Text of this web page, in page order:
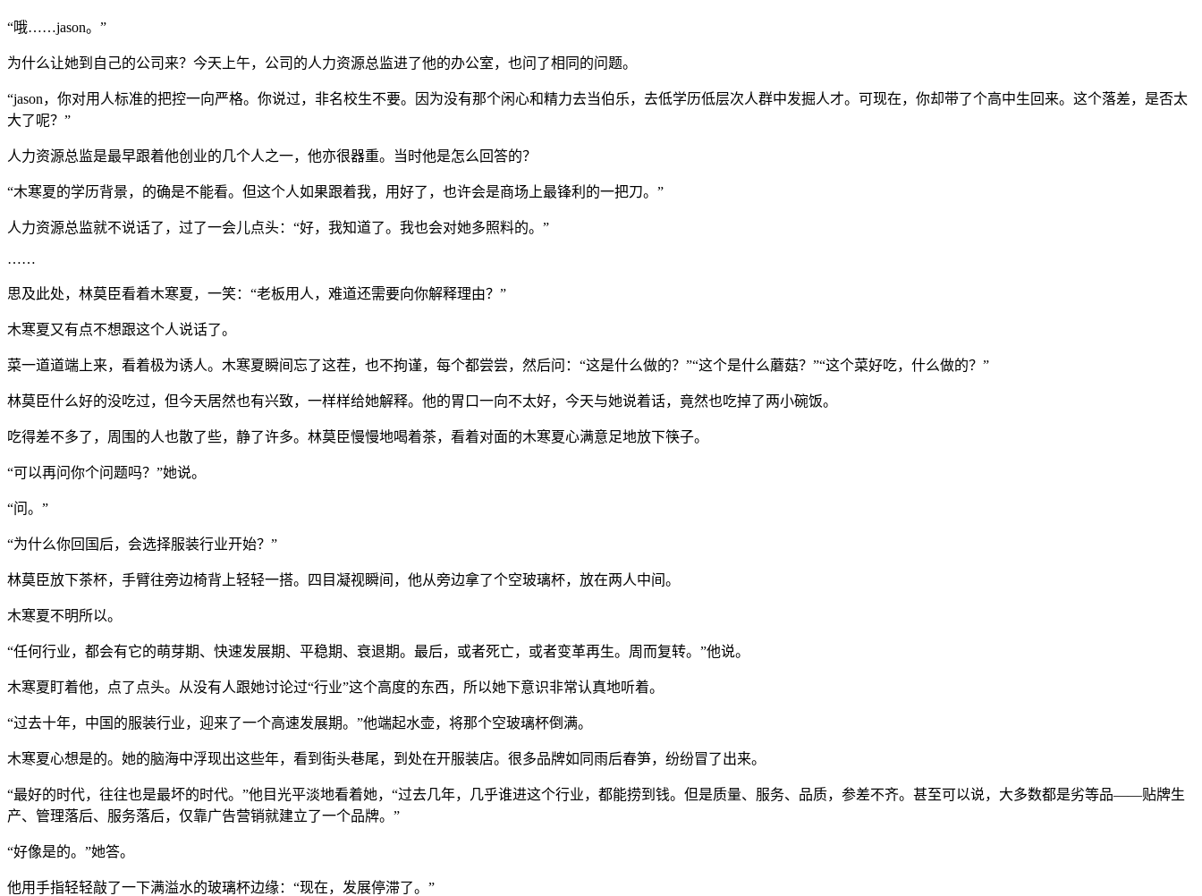
“哦……jason。”
为什么让她到自己的公司来？今天上午，公司的人力资源总监进了他的办公室，也问了相同的问题。
“jason，你对用人标准的把控一向严格。你说过，非名校生不要。因为没有那个闲心和精力去当伯乐，去低学历低层次人群中发掘人才。可现在，你却带了个高中生回来。这个落差，是否太
大了呢？”
人力资源总监是最早跟着他创业的几个人之一，他亦很器重。当时他是怎么回答的？
“木寒夏的学历背景，的确是不能看。但这个人如果跟着我，用好了，也许会是商场上最锋利的一把刀。”
人力资源总监就不说话了，过了一会儿点头：“好，我知道了。我也会对她多照料的。”
……
思及此处，林莫臣看着木寒夏，一笑：“老板用人，难道还需要向你解释理由？”
木寒夏又有点不想跟这个人说话了。
菜一道道端上来，看着极为诱人。木寒夏瞬间忘了这茬，也不拘谨，每个都尝尝，然后问：“这是什么做的？”“这个是什么蘑菇？”“这个菜好吃，什么做的？”
林莫臣什么好的没吃过，但今天居然也有兴致，一样样给她解释。他的胃口一向不太好，今天与她说着话，竟然也吃掉了两小碗饭。
吃得差不多了，周围的人也散了些，静了许多。林莫臣慢慢地喝着茶，看着对面的木寒夏心满意足地放下筷子。
“可以再问你个问题吗？”她说。
“问。”
“为什么你回国后，会选择服装行业开始？”
林莫臣放下茶杯，手臂往旁边椅背上轻轻一搭。四目凝视瞬间，他从旁边拿了个空玻璃杯，放在两人中间。
木寒夏不明所以。
“任何行业，都会有它的萌芽期、快速发展期、平稳期、衰退期。最后，或者死亡，或者变革再生。周而复转。”他说。
木寒夏盯着他，点了点头。从没有人跟她讨论过“行业”这个高度的东西，所以她下意识非常认真地听着。
“过去十年，中国的服装行业，迎来了一个高速发展期。”他端起水壶，将那个空玻璃杯倒满。
木寒夏心想是的。她的脑海中浮现出这些年，看到街头巷尾，到处在开服装店。很多品牌如同雨后春笋，纷纷冒了出来。
“最好的时代，往往也是最坏的时代。”他目光平淡地看着她，“过去几年，几乎谁进这个行业，都能捞到钱。但是质量、服务、品质，参差不齐。甚至可以说，大多数都是劣等品——贴牌生
产、管理落后、服务落后，仅靠广告营销就建立了一个品牌。”
“好像是的。”她答。
他用手指轻轻敲了一下满溢水的玻璃杯边缘：“现在，发展停滞了。”